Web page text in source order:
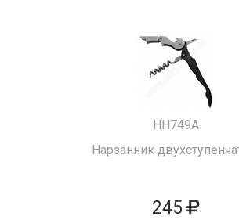
HH749A
Нарзанник
245